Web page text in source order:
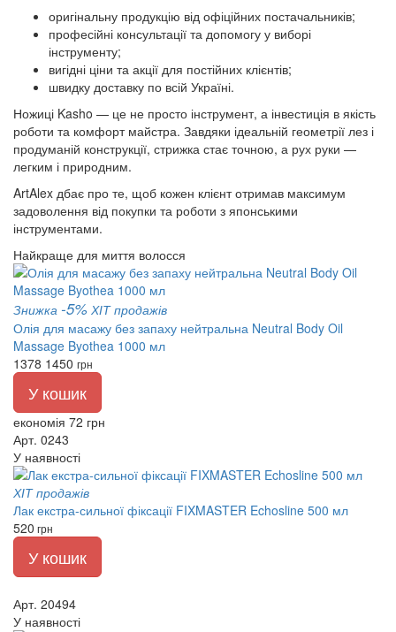
оригінальну продукцію від офіційних постачальників;
професійні консультації та допомогу у виборі
інструменту;
вигідні ціни та акції для постійних клієнтів;
швидку доставку по всій Україні.
Ножиці Kasho — це не просто інструмент, а інвестиція в якість
роботи та комфорт майстра. Завдяки ідеальній геометрії лез і
продуманій конструкції, стрижка стає точною, а рух руки —
легким і природним.
ArtAlex дбає про те, щоб кожен клієнт отримав максимум
задоволення від покупки та роботи з японськими
інструментами.
Найкраще для миття волосся
Знижка -5% ХІТ продажів
Олія для масажу без запаху нейтральна Neutral Body Oil
Massage Byothea 1000 мл
1378 1450 грн
У кошик
економія 72 грн
Арт. 0243
У наявності
ХІТ продажів
Лак екстра-сильної фіксації FIXMASTER Echosline 500 мл
520 грн
У кошик
Арт. 20494
У наявності